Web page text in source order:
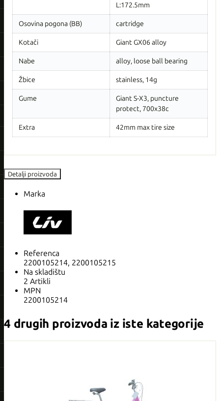
L:172.5mm
Osovina pogona (BB) cartridge
Kotači Giant GX06 alloy
Nabe alloy, loose ball bearing
Žbice stainless, 14g
Gume
Giant S-X3, puncture
protect, 700x38c
Extra 42mm max tire size
Detalji proizvoda
Marka
Referenca
2200105214, 2200105215
Na skladištu
2 Artikli
MPN
2200105214
4 drugih proizvoda iz iste kategorije